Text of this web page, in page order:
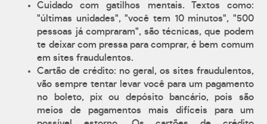
Cuidado com gatilhos mentais. Textos como:
"últimas unidades", "você tem 10 minutos", "500
pessoas já compraram", são técnicas, que podem
te deixar com pressa para comprar, é bem comum
em sites fraudulentos.
Cartão de crédito: no geral, os sites fraudulentos,
vão sempre tentar levar você para um pagamento
no boleto, pix ou depósito bancário, pois são
meios de pagamentos mais difíceis para um